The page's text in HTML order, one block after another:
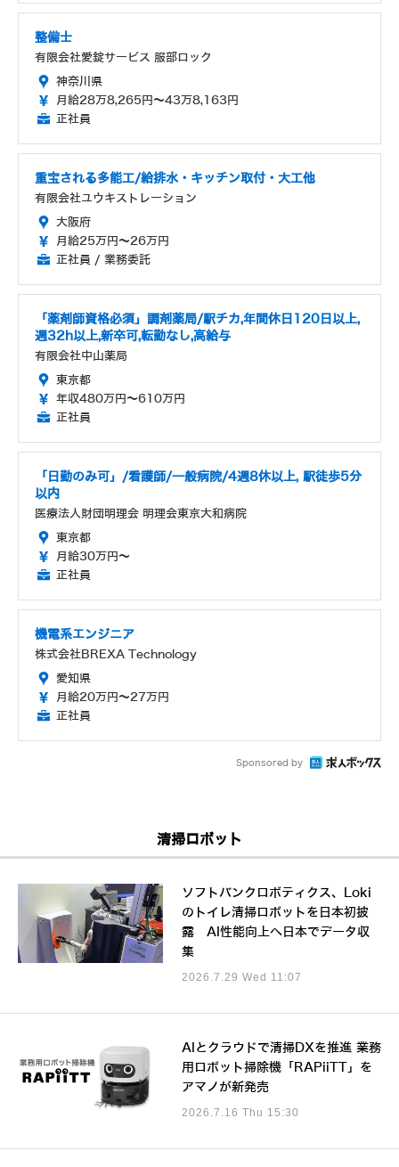
整備士
有限会社愛錠サービス 服部ロック
神奈川県
月給28万8,265円～43万8,163円
正社員
重宝される多能工/給排水・キッチン取付・大工他
有限会社ユウキストレーション
大阪府
月給25万円～26万円
正社員 / 業務委託
「薬剤師資格必須」調剤薬局/駅チカ,年間休日120日以上,
週32h以上,新卒可,転勤なし,高給与
有限会社中山薬局
東京都
年収480万円～610万円
正社員
「日勤のみ可」/看護師/一般病院/4週8休以上, 駅徒歩5分
以内
医療法人財団明理会 明理会東京大和病院
東京都
月給30万円～
正社員
機電系エンジニア
株式会社BREXA Technology
愛知県
月給20万円～27万円
正社員
Sponsored by
清掃ロボット
ソフトバンクロボティクス、Loki
のトイレ清掃ロボットを日本初披
露 AI性能向上へ日本でデータ収
集
2026.7.29 Wed 11:07
AIとクラウドで清掃DXを推進 業務
用ロボット掃除機「RAPiiTT」を
アマノが新発売
2026.7.16 Thu 15:30